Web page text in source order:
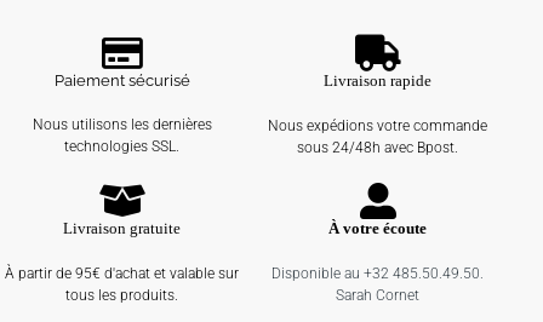
Paiement sécurisé
Nous utilisons les dernières
technologies SSL.
Livraison rapide
Nous expédions votre commande
sous 24/48h avec Bpost.
Livraison gratuite
À partir de 95€ d'achat et valable sur
tous les produits.
À votre écoute
Disponible au +32 485.50.49.50.
Sarah Cornet